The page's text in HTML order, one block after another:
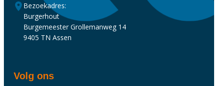
Bezoekadres:
Burgerhout
Burgemeester Grollemanweg 14
9405 TN Assen
Volg ons